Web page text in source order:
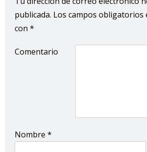
publicada. Los campos obligatorios
con *
Comentario
Nombre *